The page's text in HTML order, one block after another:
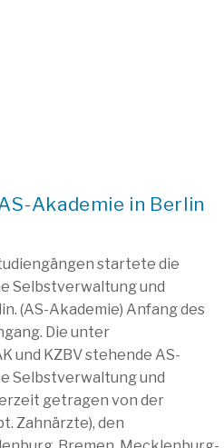
Akademie in Berlin
startete die
Selbstverwaltung und
(AS-Akademie) Anfang des
Die unter
und KZBV stehende AS-
Selbstverwaltung und
getragen von der
Zahnärzte), den